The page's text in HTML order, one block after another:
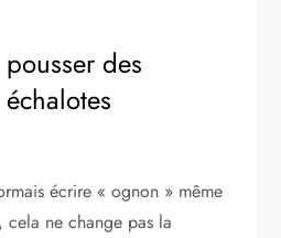
des
écrire « ognon » même
ne change pas la